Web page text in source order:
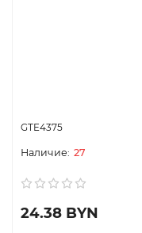
GTE4375
27
24.38 BYN